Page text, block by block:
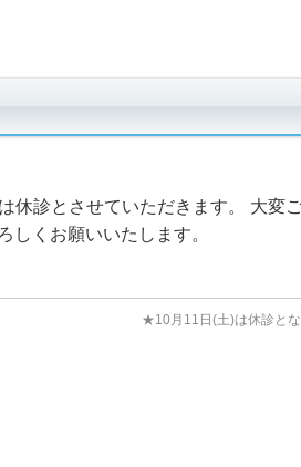
休診とさせていただきます。 大変
しくお願いいたします。
★10月11日(土)は休診と